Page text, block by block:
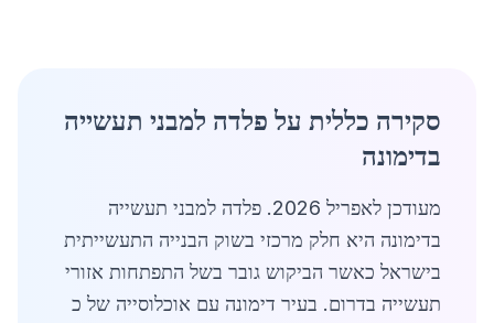
סקירה כללית על פלדה למבני תעשייה
בדימונה
מעודכן לאפריל 2026. פלדה למבני תעשייה
בדימונה היא חלק מרכזי בשוק הבנייה התעשייתית
בישראל כאשר הביקוש גובר בשל התפתחות אזורי
תעשייה בדרום. בעיר דימונה עם אוכלוסייה של כ